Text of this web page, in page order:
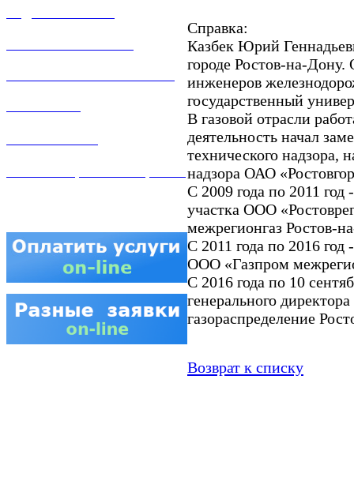
Справка:
Казбек Юрий
городе Ростов-на-Дону.
инженеров
государственный
В газовой отрасли
деятельность начал
технического надзора,
надзора ОАО
С 2009 года по 2011 год
участка ООО
межрегионгаз Ростов-
С 2011 года по 2016 год
ООО «Газпром
С 2016 года по 10
генерального
газораспределение
Возврат к списку